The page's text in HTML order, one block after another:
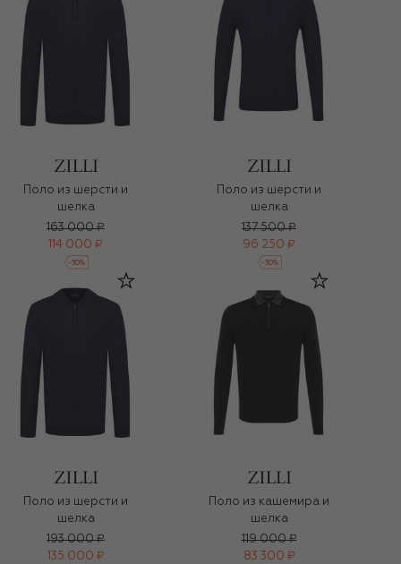
Поло из шерсти и
шелка
163 000 ₽
114 000 ₽
-30%
Поло из шерсти и
шелка
137 500 ₽
96 250 ₽
-30%
Поло из шерсти и
шелка
193 000 ₽
135 000 ₽
Поло из кашемира и
шелка
119 000 ₽
83 300 ₽